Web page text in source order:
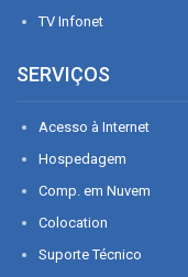
TV Infonet
SERVIÇOS
Acesso à Internet
Hospedagem
Comp. em Nuvem
Colocation
Suporte Técnico